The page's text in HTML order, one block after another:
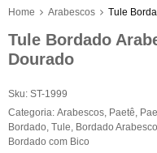
Home Arabescos Tule
Tule Bordado
Dourado
Sku: ST-1999
Categoria: Arabescos Paetê
Bordado Tule Bordado
Bordado com Bico